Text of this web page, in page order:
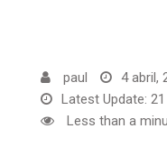
paul
4 abril,
Latest Update:
Less than a